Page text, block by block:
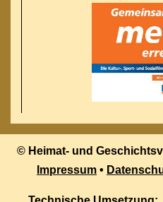
© Heimat- und
Impressum •